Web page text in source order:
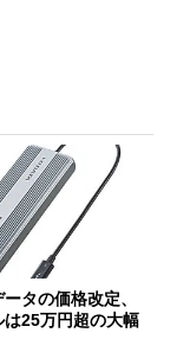
タの価格改定、
は25万円超の大幅